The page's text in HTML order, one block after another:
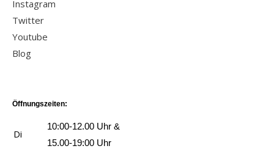
Instagram
Twitter
Youtube
Blog
Öffnungszeiten:
Di
10:00-12.00 Uhr &
15.00-19:00 Uhr